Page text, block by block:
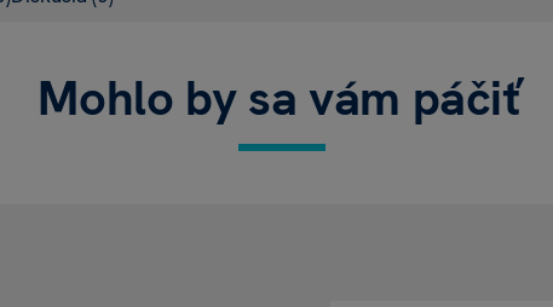
Mohlo by sa vám páčiť